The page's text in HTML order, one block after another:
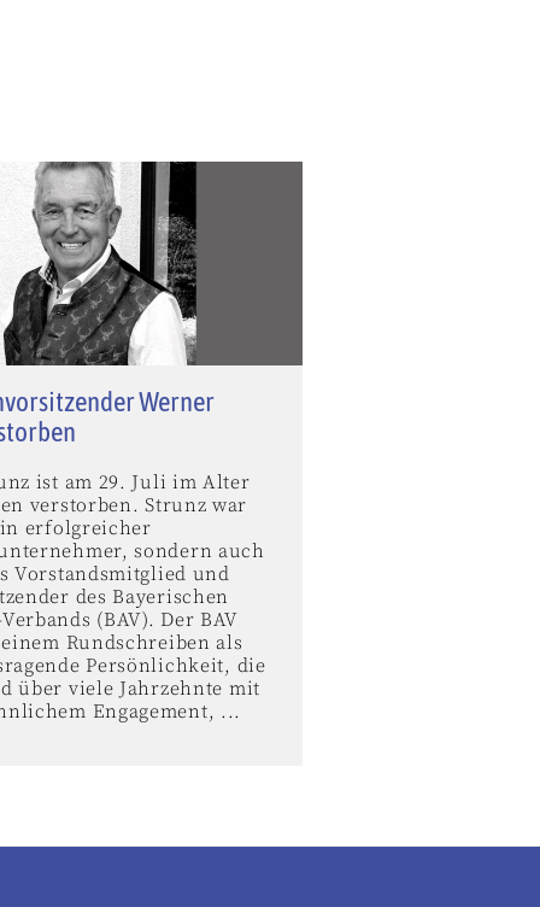
Werner
ist am 29. Juli im Alter
verstorben. Strunz war
erfolgreicher
sondern auch
Vorstandsmitglied und
des Bayerischen
(BAV). Der BAV
Rundschreiben als
Persönlichkeit, die
über viele Jahrzehnte mit
Engagement, ...